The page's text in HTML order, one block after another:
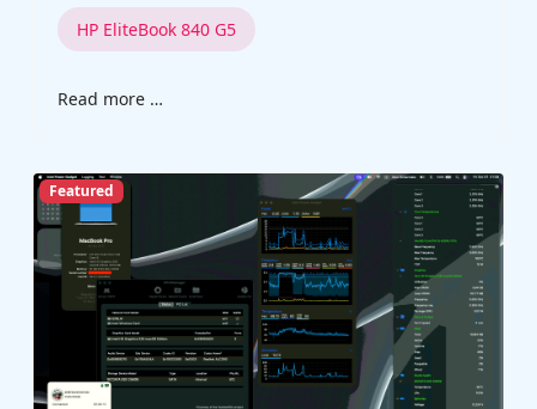
HP EliteBook 840 G5
Read more …
Featured